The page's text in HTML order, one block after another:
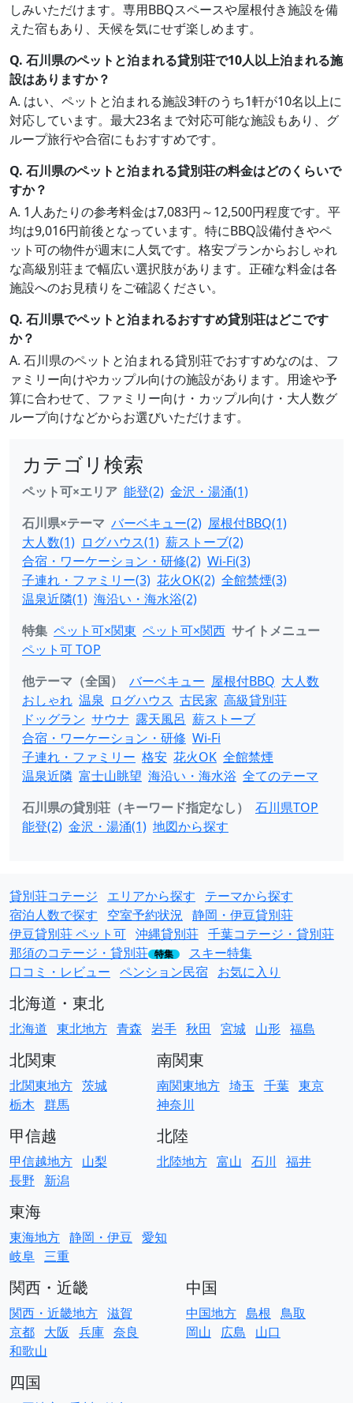
しみいただけます。専用BBQスペースや屋根付き施設を備
えた宿もあり、天候を気にせず楽しめます。
Q. 石川県のペットと泊まれる貸別荘で10人以上泊まれる施
設はありますか？
A. はい、ペットと泊まれる施設3軒のうち1軒が10名以上に
対応しています。最大23名まで対応可能な施設もあり、グ
ループ旅行や合宿にもおすすめです。
Q. 石川県のペットと泊まれる貸別荘の料金はどのくらいで
すか？
A. 1人あたりの参考料金は7,083円～12,500円程度です。平
均は9,016円前後となっています。特にBBQ設備付きやペ
ット可の物件が週末に人気です。格安プランからおしゃれ
な高級別荘まで幅広い選択肢があります。正確な料金は各
施設へのお見積りをご確認ください。
Q. 石川県でペットと泊まれるおすすめ貸別荘はどこです
か？
A. 石川県のペットと泊まれる貸別荘でおすすめなのは、フ
ァミリー向けやカップル向けの施設があります。用途や予
算に合わせて、ファミリー向け・カップル向け・大人数グ
ループ向けなどからお選びいただけます。
カテゴリ検索
ペット可×エリア 能登(2) 金沢・湯涌(1)
石川県×テーマ バーベキュー(2) 屋根付BBQ(1)
大人数(1) ログハウス(1) 薪ストーブ(2)
合宿・ワーケーション・研修(2) Wi-Fi(3)
子連れ・ファミリー(3) 花火OK(2) 全館禁煙(3)
温泉近隣(1) 海沿い・海水浴(2)
特集 ペット可×関東 ペット可×関西 サイトメニュー
ペット可 TOP
他テーマ（全国）
バーベキュー 屋根付BBQ 大人数
おしゃれ 温泉 ログハウス 古民家 高級貸別荘
ドッグラン サウナ 露天風呂 薪ストーブ
合宿・ワーケーション・研修 Wi-Fi
子連れ・ファミリー 格安 花火OK 全館禁煙
温泉近隣 富士山眺望 海沿い・海水浴 全てのテーマ
石川県の貸別荘（キーワード指定なし）
石川県TOP
能登(2) 金沢・湯涌(1) 地図から探す
貸別荘コテージ エリアから探す
テーマから探す
宿泊人数で探す
空室予約状況 静岡・伊豆貸別荘
伊豆貸別荘 ペット可 沖縄貸別荘 千葉コテージ・貸別荘
那須のコテージ・貸別荘 特集
スキー特集
口コミ・レビュー ペンション民宿 お気に入り
北海道・東北
北海道 東北地方 青森 岩手 秋田 宮城 山形 福島
北関東
北関東地方 茨城
栃木 群馬
南関東
南関東地方 埼玉 千葉 東京
神奈川
甲信越
甲信越地方 山梨
長野
新潟
北陸
北陸地方 富山 石川 福井
東海
東海地方 静岡・伊豆 愛知
岐阜 三重
関西・近畿
関西・近畿地方 滋賀
京都 大阪 兵庫 奈良
和歌山
中国
中国地方 島根 鳥取
岡山
広島 山口
四国